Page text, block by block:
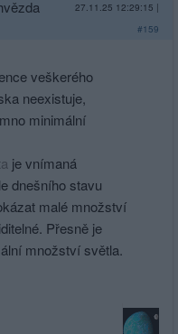
27.11.25 12:29:15 |
#159
veškerého
neexistuje,
minimální
je vnímaná
dnešního stavu
malé množství
Přesně je
množství světla.